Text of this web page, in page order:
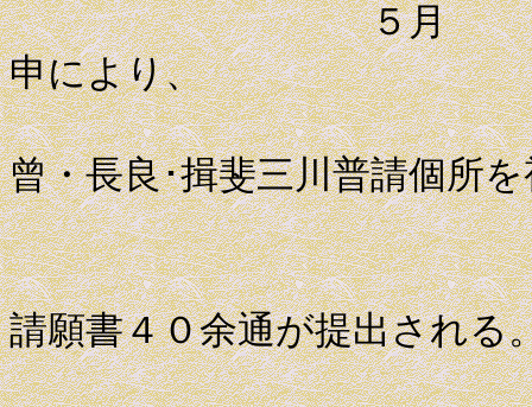
５月 勘定奉
申により、
代官吉田
曾・長良･揖斐三川普請個所
輪中の村
請願書４０余通が提出される